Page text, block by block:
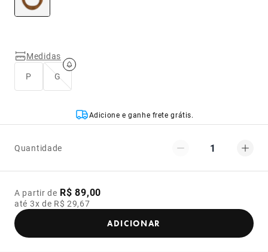
Medidas
P
G
Adicione e ganhe frete grátis.
Quantidade 1
A partir de R$ 89,00
até 3x de R$ 29,67
ADICIONAR